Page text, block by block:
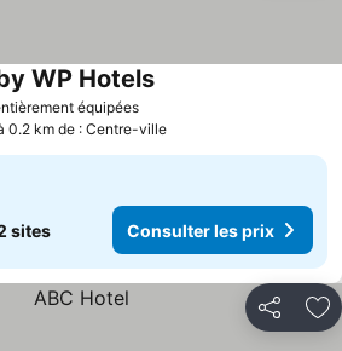
équipées
WP Hotels
0.2 km de : Centre-ville
sites Consulter les prix
Partager